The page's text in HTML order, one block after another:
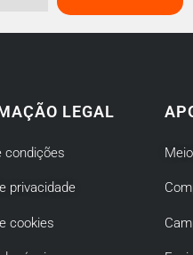
LEGAL
condições
privacidade
cookies